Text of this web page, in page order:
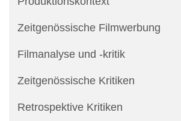
Zeitgenössische Filmwerbung
Filmanalyse und -kritik
Zeitgenössische Kritiken
Retrospektive Kritiken